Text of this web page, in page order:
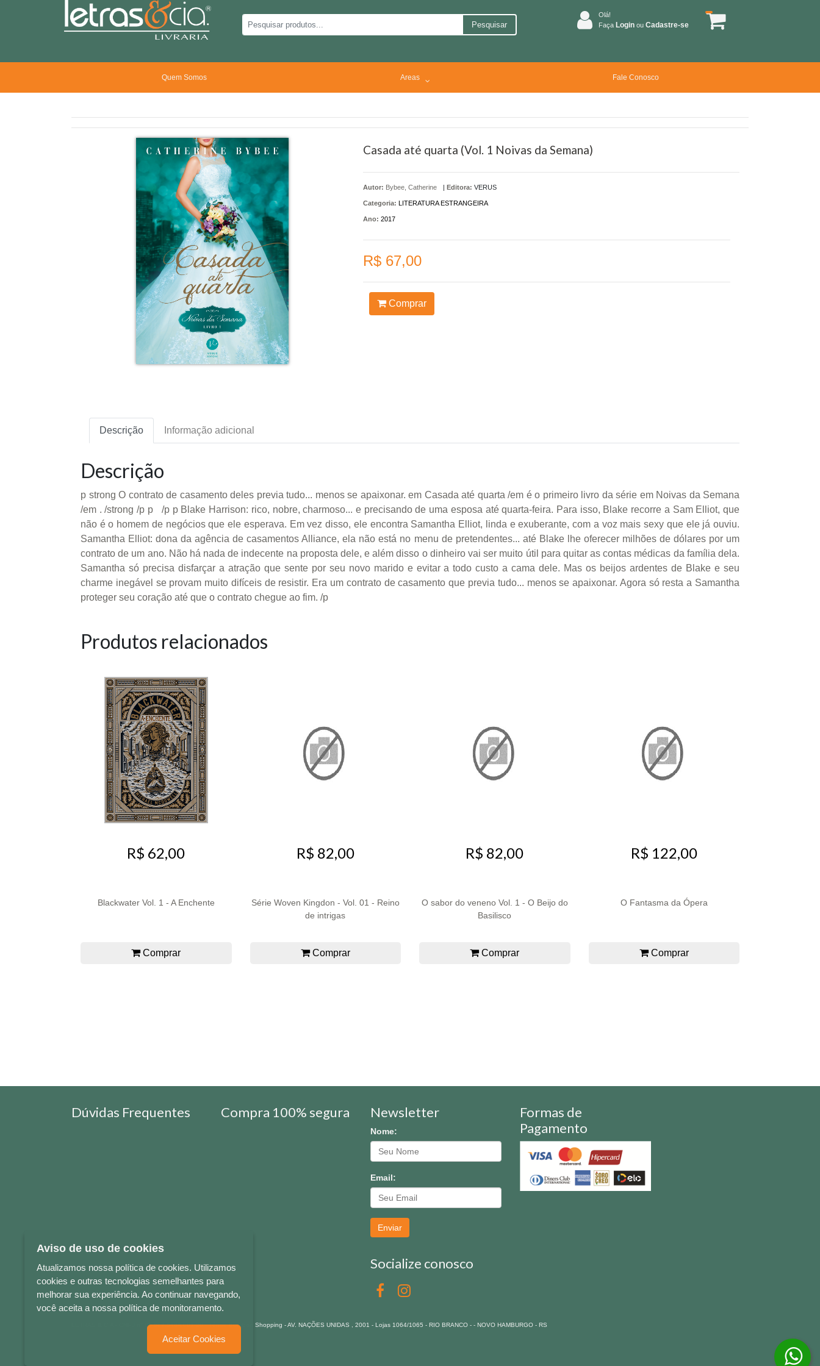
Pesquisar
Olá!
Faça Login ou Cadastre-se
Quem Somos Areas Fale Conosco
Casada até quarta (Vol. 1 Noivas da Semana)
Autor: Bybee, Catherine | Editora: VERUS
Categoria: LITERATURA ESTRANGEIRA
Ano: 2017
R$ 67,00
Comprar
Descrição Informação adicional
Descrição
p strong O contrato de casamento deles previa tudo... menos se apaixonar. em Casada até quarta /em é o primeiro livro da série em Noivas da Semana
/em . /strong /p p /p p Blake Harrison: rico, nobre, charmoso... e precisando de uma esposa até quarta-feira. Para isso, Blake recorre a Sam Elliot, que
não é o homem de negócios que ele esperava. Em vez disso, ele encontra Samantha Elliot, linda e exuberante, com a voz mais sexy que ele já ouviu.
Samantha Elliot: dona da agência de casamentos Alliance, ela não está no menu de pretendentes... até Blake lhe oferecer milhões de dólares por um
contrato de um ano. Não há nada de indecente na proposta dele, e além disso o dinheiro vai ser muito útil para quitar as contas médicas da família dela.
Samantha só precisa disfarçar a atração que sente por seu novo marido e evitar a todo custo a cama dele. Mas os beijos ardentes de Blake e seu
charme inegável se provam muito difíceis de resistir. Era um contrato de casamento que previa tudo... menos se apaixonar. Agora só resta a Samantha
proteger seu coração até que o contrato chegue ao fim. /p
Produtos relacionados
R$ 62,00
Blackwater Vol. 1 - A Enchente
Comprar
R$ 82,00
Série Woven Kingdon - Vol. 01 - Reino
de intrigas
Comprar
R$ 82,00
O sabor do veneno Vol. 1 - O Beijo do
Basilisco
Comprar
R$ 122,00
O Fantasma da Ópera
Comprar
Dúvidas Frequentes Compra 100% segura Newsletter
Nome:
Email:
Enviar
Socialize conosco
Formas de
Pagamento
LETRAS & CIA - CNPJ n° 88.587.548/0001-20 - Térreo Bourbon Shopping - AV. NAÇÕES UNIDAS , 2001 - Lojas 1064/1065 - RIO BRANCO - - NOVO HAMBURGO - RS
Aviso de uso de cookies
Atualizamos nossa política de cookies. Utilizamos
cookies e outras tecnologias semelhantes para
melhorar sua experiência. Ao continuar navegando,
você aceita a nossa política de monitoramento.
Aceitar Cookies